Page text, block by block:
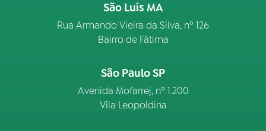
São Luís MA
Rua Armando Vieira da Silva, nº 126
Bairro de Fátima
São Paulo SP
Avenida Mofarrej, nº 1.200
Vila Leopoldina